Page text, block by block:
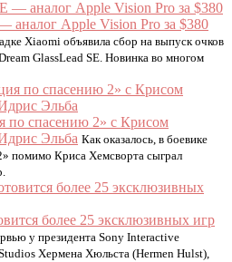
аналог Apple Vision Pro за $380
Xiaomi объявила сбор на выпуск очков
GlassLead SE. Новинка во многом
по спасению 2» с Крисом
Эльба Как оказалось, в боевике
помимо Криса Хемсворта сыграл
более 25 эксклюзивных игр
у президента Sony Interactive
Хермена Хюльста (Hermen Hulst),